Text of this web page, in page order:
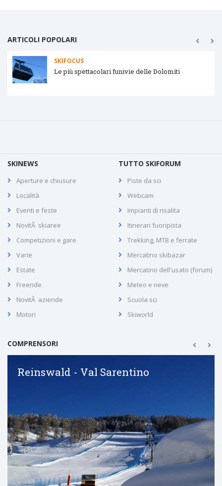
ARTICOLI POPOLARI
SKIFOCUS
Le più spettacolari funivie delle Dolomiti
SKINEWS
Aperture e chiusure
Località
Eventi e feste
NovitÃ skiaree
Competizioni e gare
Varie
Estate
Freeride
NovitÃ aziende
Motori
TUTTO SKIFORUM
Piste da sci
Webcam
Impianti di risalita
Itinerari fuoripista
Trekking, MTB e ferrate
Mercatino skibazar
Mercatino dell'usato (forum)
Meteo e neve
Scuola sci
Skiworld
COMPRENSORI
Reinswald - Val Sarentino